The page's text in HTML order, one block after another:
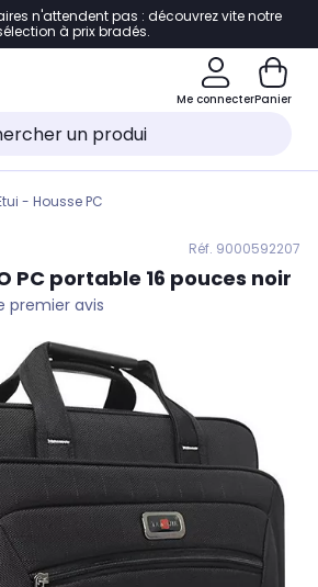
à la navigation
au pied de page
au chatbot
n'attendent pas : découvrez vite notre
à prix bradés.
Me connecterPanier
- Housse PC
Réf. 9000592207
PC portable 16 pouces noir
premier avis